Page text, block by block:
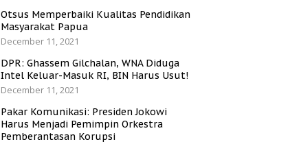
Otsus Memperbaiki Kualitas Pendidikan
Masyarakat Papua
December 11, 2021
DPR: Ghassem Gilchalan, WNA Diduga
Intel Keluar-Masuk RI, BIN Harus Usut!
December 11, 2021
Pakar Komunikasi: Presiden Jokowi
Harus Menjadi Pemimpin Orkestra
Pemberantasan Korupsi